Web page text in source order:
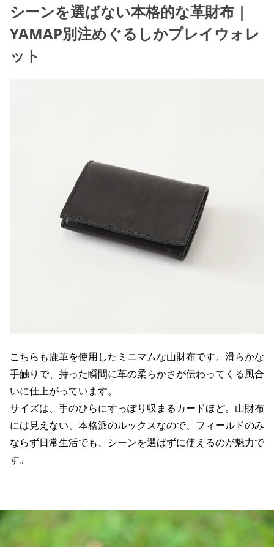
シーンを選ばない本格的な革財布｜
YAMAP別注めぐるしかプレイウォレ
ット
こちらも鹿革を使用したミニマムな山財布です。滑らかな
手触りで、持った瞬間に革の柔らかさが伝わってくる風合
いに仕上がっています。
サイズは、手のひらにすっぽり収まるカードほど。山財布
には見えない、本格派のルックスなので、フィールドのみ
ならず日常生活でも、シーンを選ばずに使えるのが魅力で
す。